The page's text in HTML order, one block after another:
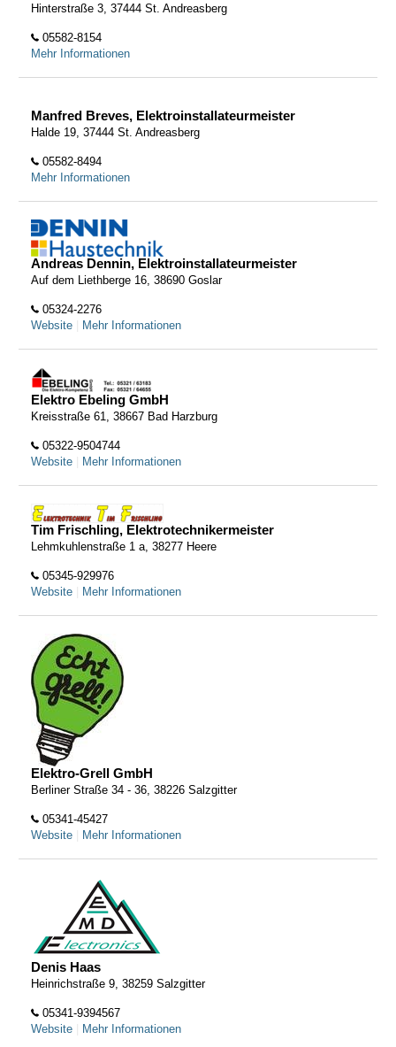
Hinterstraße 3, 37444 St. Andreasberg
05582-8154
Mehr Informationen
Manfred Breves, Elektroinstallateurmeister
Halde 19, 37444 St. Andreasberg
05582-8494
Mehr Informationen
Andreas Dennin, Elektroinstallateurmeister
Auf dem Liethberge 16, 38690 Goslar
05324-2276
Website
Mehr Informationen
Elektro Ebeling GmbH
Kreisstraße 61, 38667 Bad Harzburg
05322-9504744
Website
Mehr Informationen
Tim Frischling, Elektrotechnikermeister
Lehmkuhlenstraße 1 a, 38277 Heere
05345-929976
Website
Mehr Informationen
Elektro-Grell GmbH
Berliner Straße 34 - 36, 38226 Salzgitter
05341-45427
Website
Mehr Informationen
Denis Haas
Heinrichstraße 9, 38259 Salzgitter
05341-9394567
Website
Mehr Informationen